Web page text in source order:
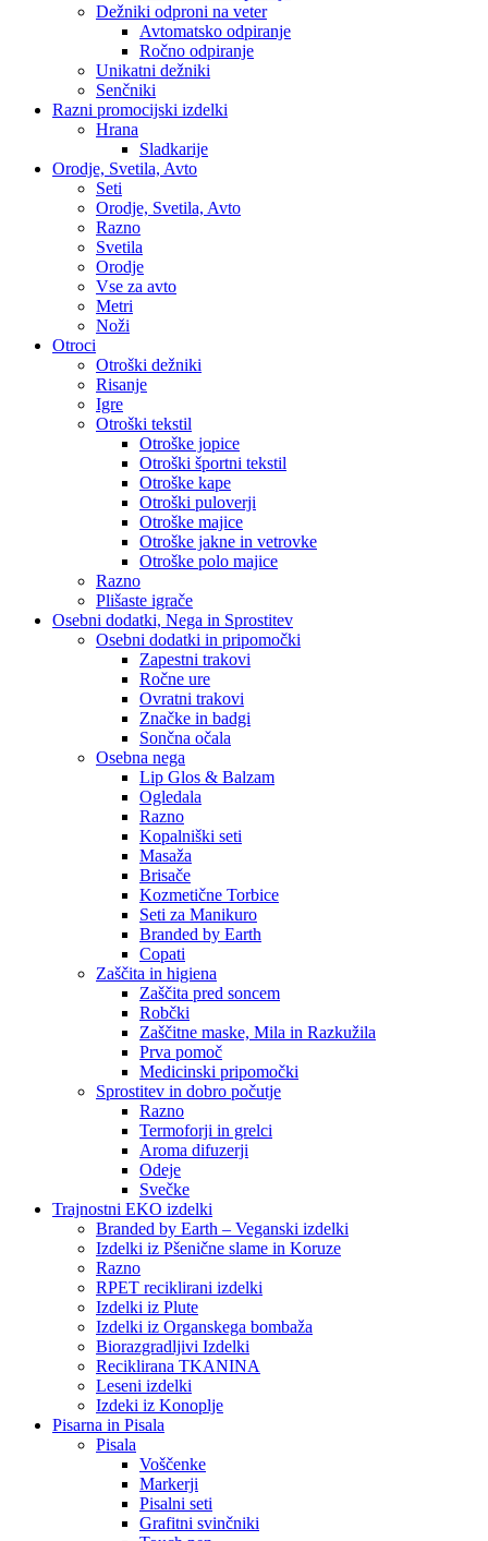
Dežniki odproni na veter
Avtomatsko odpiranje
Ročno odpiranje
Unikatni dežniki
Senčniki
Razni promocijski izdelki
Hrana
Sladkarije
Orodje, Svetila, Avto
Seti
Orodje, Svetila, Avto
Razno
Svetila
Orodje
Vse za avto
Metri
Noži
Otroci
Otroški dežniki
Risanje
Igre
Otroški tekstil
Otroške jopice
Otroški športni tekstil
Otroške kape
Otroški puloverji
Otroške majice
Otroške jakne in vetrovke
Otroške polo majice
Razno
Plišaste igrače
Osebni dodatki, Nega in Sprostitev
Osebni dodatki in pripomočki
Zapestni trakovi
Ročne ure
Ovratni trakovi
Značke in badgi
Sončna očala
Osebna nega
Lip Glos & Balzam
Ogledala
Razno
Kopalniški seti
Masaža
Brisače
Kozmetične Torbice
Seti za Manikuro
Branded by Earth
Copati
Zaščita in higiena
Zaščita pred soncem
Robčki
Zaščitne maske, Mila in Razkužila
Prva pomoč
Medicinski pripomočki
Sprostitev in dobro počutje
Razno
Termoforji in grelci
Aroma difuzerji
Odeje
Svečke
Trajnostni EKO izdelki
Branded by Earth – Veganski izdelki
Izdelki iz Pšenične slame in Koruze
Razno
RPET reciklirani izdelki
Izdelki iz Plute
Izdelki iz Organskega bombaža
Biorazgradljivi Izdelki
Reciklirana TKANINA
Leseni izdelki
Izdeki iz Konoplje
Pisarna in Pisala
Pisala
Voščenke
Markerji
Pisalni seti
Grafitni svinčniki